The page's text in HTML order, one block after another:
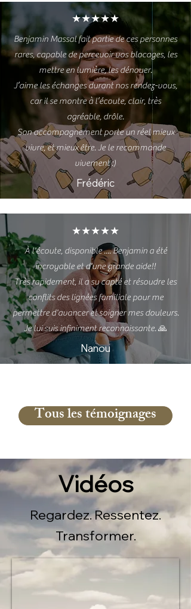
★★★★★
Benjamin Massal fait partie de ces personnes
rares, capable de percevoir vos blocages, les
mettre en lumière, les dénouer.
J’aime les échanges durant nos rendez-vous,
car il se montre à l’écoute, clair, très
agréable, drôle.
Son accompagnement porte un réel mieux
vivre, et mieux être. Je le recommande
vivement :)
Frédéric
★★★★★
À l'écoute, disponible .... Benjamin a été
incroyable et d'une grande aide!!
Très rapidement, il a su capté et résoudre les
conflits des lignées familiale pour me
permettre d'avancer et soigner mes douleurs.
Je lui suis infiniment reconnaissante. 🙏
Nanou
Tous les témoignages
Vidéos
Regardez. Ressentez.
Transformer.